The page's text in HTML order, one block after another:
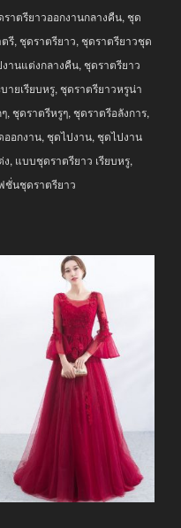
฿3,690.00.฿2,990.00.
ราตรียาวออกงานกลางคืน,ชุด
ตรี,ชุดราตรียาว,ชุดราตรียาวชุด
งานแต่งกลางคืน,ชุดราตรียาว
บายเรียบหรู,ชุดราตรียาวหรูน่า
,ชุดราตรีหรูๆ,ชุดราตรีอลังการ,
ออกงาน,ชุดไปงาน,ชุดไปงาน
ง, แบบชุดราตรียาว เรียบหรู,
ชั่นชุดราตรียาว